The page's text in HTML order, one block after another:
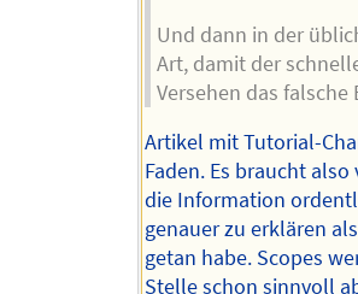
Und dann in der
Art, damit der
Versehen das
Artikel mit Tutorial-
Faden. Es braucht
die Information
genauer zu erklären
getan habe. Scopes
Stelle schon sinnvoll